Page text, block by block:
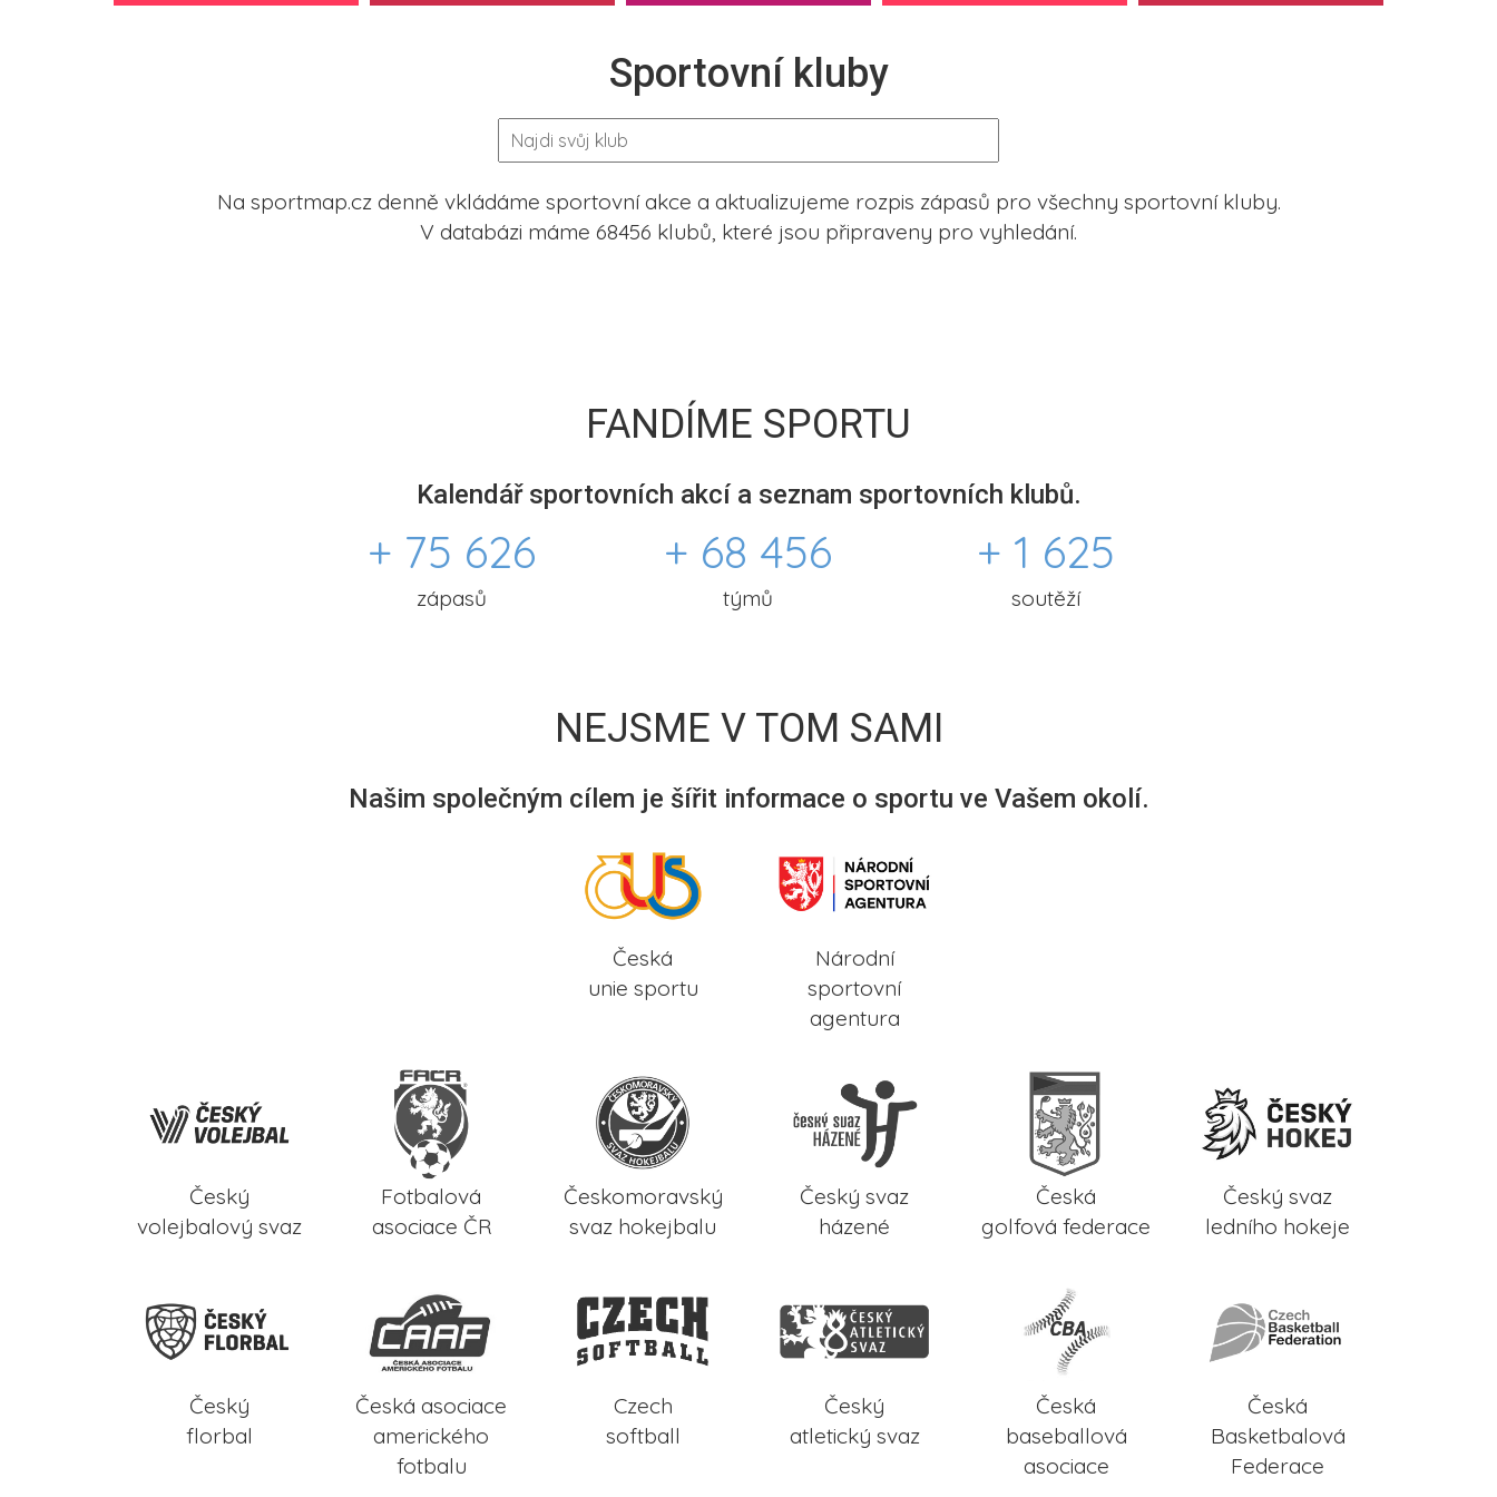
Sportovní kluby
Na sportmap.cz denně vkládáme sportovní akce a aktualizujeme rozpis zápasů pro všechny sportovní kluby.
V databázi máme 68456 klubů, které jsou připraveny pro vyhledání.
FANDÍME SPORTU
Kalendář sportovních akcí a seznam sportovních klubů.
+ 75 626
zápasů
+ 68 456
týmů
+ 1 625
soutěží
NEJSME V TOM SAMI
Našim společným cílem je šířit informace o sportu ve Vašem okolí.
Česká
unie sportu
Národní
sportovní
agentura
Český
volejbalový svaz
Fotbalová
asociace ČR
Českomoravský
svaz hokejbalu
Český svaz
házené
Česká
golfová federace
Český svaz
ledního hokeje
Český
florbal
Česká asociace
amerického
fotbalu
Czech
softball
Český
atletický svaz
Česká
baseballová
asociace
Česká
Basketbalová
Federace